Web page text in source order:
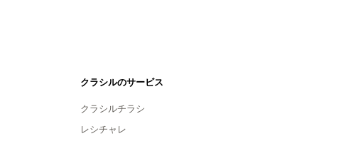
クラシルのサービス
クラシルチラシ
レシチャレ